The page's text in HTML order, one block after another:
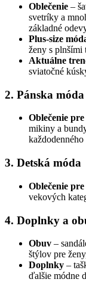
Oblečenie –
svetríky a
základné
Plus-size
ženy s plnšími
Aktuálne
sviatočné
2. Pánska móda
Oblečenie
mikiny a
3. Detská móda
Oblečenie
vekových
4. Doplnky a
Obuv –
štýlov pre
Doplnky –
ďalšie módne